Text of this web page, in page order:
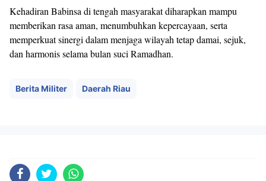
Kehadiran Babinsa di tengah masyarakat diharapkan mampu
memberikan rasa aman, menumbuhkan kepercayaan, serta
memperkuat sinergi dalam menjaga wilayah tetap damai, sejuk,
dan harmonis selama bulan suci Ramadhan.
Berita Militer Daerah Riau